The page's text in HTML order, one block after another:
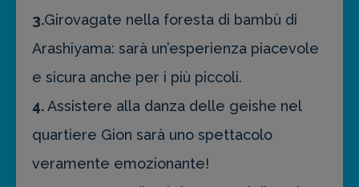
3.Girovagate nella foresta di bambù di
Arashiyama: sarà un’esperienza piacevole
e sicura anche per i più piccoli.
4.Assistere alla danza delle geishe nel
quartiere Gion sarà uno spettacolo
veramente emozionante!